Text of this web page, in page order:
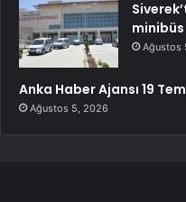
Ağustos
Anka Haber Ajansı 19
Ağustos 5, 2026